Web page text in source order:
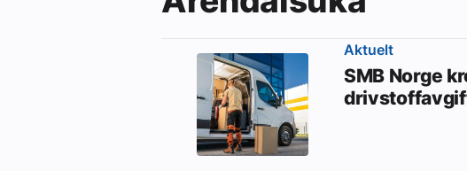
Aktuelt
SMB Norge